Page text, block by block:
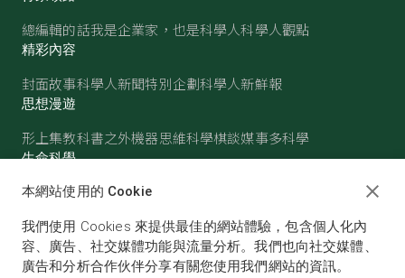
總編輯的話我是企業家，也是科學人科學人觀點
精彩內容
封面故事科學人新聞特別企劃科學人新鮮報
思想漫遊
形上集教科書之外機器思維科學棋談媒事多科學
生命科學
醫學古生物心理學生態學
物理 化學地球科學天文
本網站使用的 Cookie
我們使用 Cookies 來提供最佳的網站體驗，包含個人化內
容、廣告、社交媒體功能與流量分析。我們也向社交媒體、
廣告和分析合作伙伴分享有關您使用我們網站的資訊。